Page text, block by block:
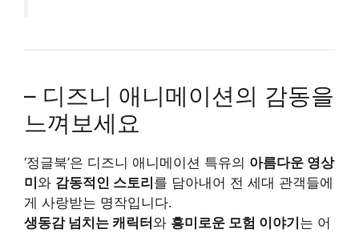
– 디즈니 애니메이션의 감동을
느껴보세요
‘정글북’은 디즈니 애니메이션 특유의 아름다운 영상
미와 감동적인 스토리를 담아내어 전 세대 관객들에
게 사랑받는 명작입니다.
생동감 넘치는 캐릭터와 흥미로운 모험 이야기는 어